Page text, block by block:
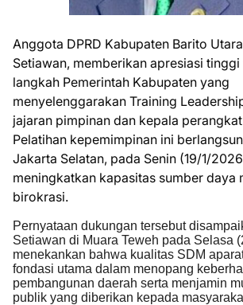
Anggota DPRD Kabupaten Barito
Setiawan, memberikan apresiasi
langkah Pemerintah Kabupaten yang
menyelenggarakan Training
jajaran pimpinan dan kepala
Pelatihan kepemimpinan ini
Jakarta Selatan, pada Senin (19/1/
meningkatkan kapasitas sumber daya
birokrasi.
Pernyataan dukungan tersebut
Setiawan di Muara Teweh pada Selasa
menekankan bahwa kualitas SDM
fondasi utama dalam menopang
pembangunan daerah serta menjamin
publik yang diberikan kepada